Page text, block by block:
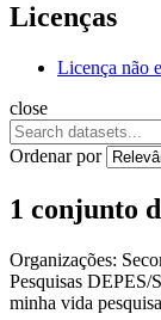
Licenças
Licença não
close
Ordenar por
1 conjunto
Organizações:
Pesquisas
minha vida pesquisa